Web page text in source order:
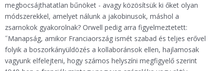
megbocsájthatatlan bűnöket - avagy közösítsük ki őket olyan
módszerekkel, amelyet nálunk a jakobinusok, máshol a
zsarnokok gyakorolnak? Orwell pedig arra figyelmeztetett:
˝Manapság, amikor Franciaország ismét szabad és teljes erővel
folyik a boszorkányüldözés a kollaboránsok ellen, hajlamosak
vagyunk elfelejteni, hogy számos helyszíni megfigyelő szerint